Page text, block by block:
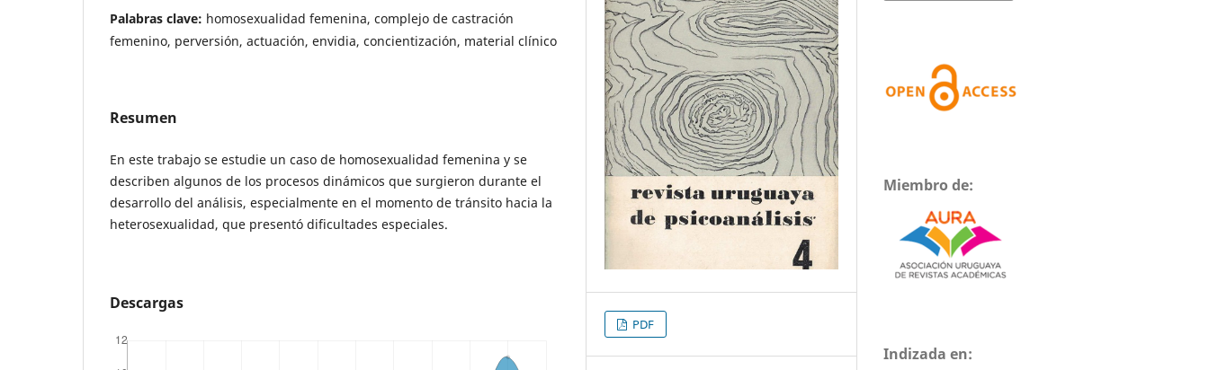
Palabras clave: homosexualidad femenina, complejo de castración
femenino, perversión, actuación, envidia, concientización, material clínico
Resumen
En este trabajo se estudie un caso de homosexualidad femenina y se
describen algunos de los procesos dinámicos que surgieron durante el
desarrollo del análisis, especialmente en el momento de tránsito hacia la
heterosexualidad, que presentó dificultades especiales.
Descargas
PDF
Miembro de:
Indizada en: